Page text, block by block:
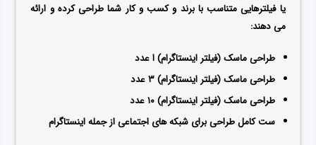
یا فیلترهایی متناسب با برند و کسبو کار شما طراحی کرده و ارائه
می دهند:
طراحی ماسک (فیلتر اینستاگرام) ا عدد
طراحی ماسک (فیلتر اینستاگرام) ۳ عدد
طراحی ماسک (فیلتر اینستاگرام) ۱۰ عدد
ست کامل طراحی برای شبکه های اجتماعی از جمله اینستاگرام